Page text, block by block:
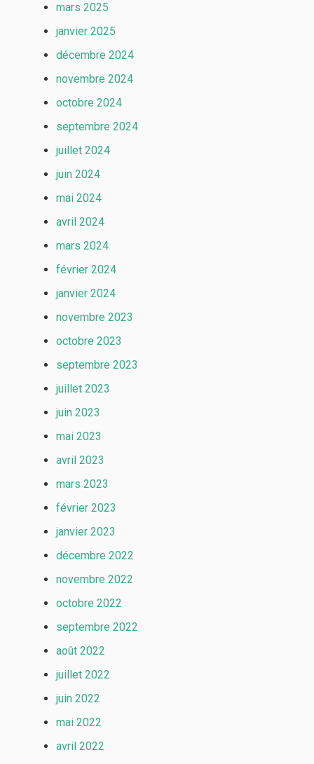
mars 2025
janvier 2025
décembre 2024
novembre 2024
octobre 2024
septembre 2024
juillet 2024
juin 2024
mai 2024
avril 2024
mars 2024
février 2024
janvier 2024
novembre 2023
octobre 2023
septembre 2023
juillet 2023
juin 2023
mai 2023
avril 2023
mars 2023
février 2023
janvier 2023
décembre 2022
novembre 2022
octobre 2022
septembre 2022
août 2022
juillet 2022
juin 2022
mai 2022
avril 2022